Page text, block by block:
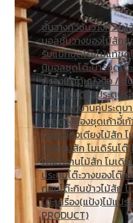
ชั้นวางทีวีชั้นวางทีวี ไม้
มอลชั้นวางของไม้สักชุ
รับแขกชุดโต๊ะไม้แท้ชุด
นิมอลชุดโต๊ะบาร์ชุดโต๊
ตู้รองเท้าตู้หนังสือ / ชั้
ไม้สัก โมเดิร์นประตูปร
แสงประตูบานคู่ประตูบ
หน้าต่างห้องชุดเก้าอี้เ
มอลเตียงเตียงไม้สัก โ
โซฟาไม้สัก โมเดิร์นโต๊
โต๊ะทํางานไม้สัก โมเดิร์
ประชุมโต๊ะวางของโต๊ะ
กลมโต๊ะกินข้าวไม้สัก โ
โต๊ะเครื่อง(แป้ง)ไม้แปร
PRODUCT)